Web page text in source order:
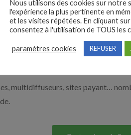
la sécurité par exemple un agent
solutions pour vous aider à
Nos solutions
multidiffuseurs, sites payant…
Nous utilisons des cookies sur
l'expérience la plus pertinente en
et les visites répétées. En cliquant
consentez à l'utilisation de TOUS les
paramètres cookies REFUSER